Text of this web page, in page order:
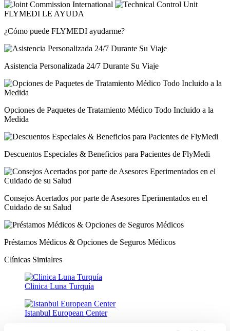
FLYMEDI LE AYUDA
¿Cómo puede FLYMEDI ayudarme?
Asistencia Personalizada 24/7 Durante Su Viaje
Opciones de Paquetes de Tratamiento Médico Todo Incluido a la
Medida
Descuentos Especiales & Beneficios para Pacientes de FlyMedi
Consejos Acertados por parte de Asesores Eperimentados en el
Cuidado de su Salud
Préstamos Médicos & Opciones de Seguros Médicos
Clínicas Simialres
Clinica Luna Turquía
Istanbul European Center